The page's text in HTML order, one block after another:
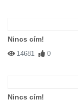
Nincs cím!
14681 0
Nincs cím!